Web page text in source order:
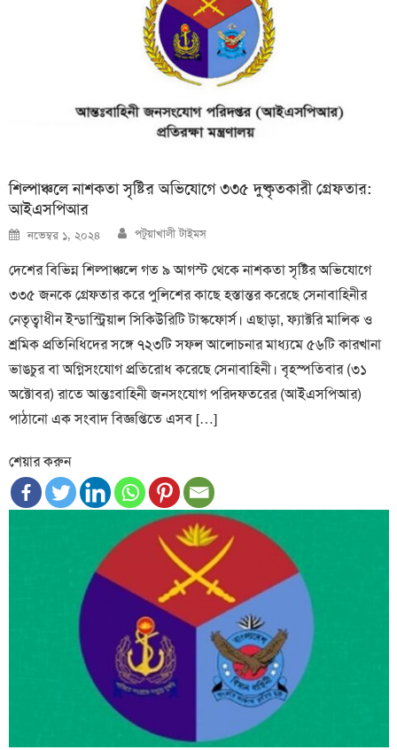
শিল্পাঞ্চলে নাশকতা সৃষ্টির অভিযোগে ৩৩৫ দুষ্কৃতকারী গ্রেফতার:
আইএসপিআর
Posted
on
নভেম্বর ১, ২০২৪ Author
পটুয়াখালী টাইমস
দেশের বিভিন্ন শিল্পাঞ্চলে গত ৯ আগস্ট থেকে নাশকতা সৃষ্টির অভিযোগে
৩৩৫ জনকে গ্রেফতার করে পুলিশের কাছে হস্তান্তর করেছে সেনাবাহিনীর
নেতৃত্বাধীন ইন্ডাস্ট্রিয়াল সিকিউরিটি টাস্কফোর্স। এছাড়া, ফ্যাক্টরি মালিক ও
শ্রমিক প্রতিনিধিদের সঙ্গে ৭২৩টি সফল আলোচনার মাধ্যমে ৫৬টি কারখানা
ভাঙচুর বা অগ্নিসংযোগ প্রতিরোধ করেছে সেনাবাহিনী। বৃহস্পতিবার (৩১
অক্টোবর) রাতে আন্তঃবাহিনী জনসংযোগ পরিদফতরের (আইএসপিআর)
পাঠানো এক সংবাদ বিজ্ঞপ্তিতে এসব […]
শেয়ার করুন